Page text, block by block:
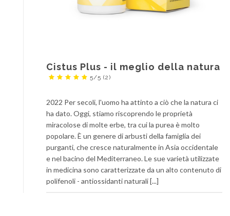
Cistus Plus - il meglio della natura
5/5 (2)
2022 Per secoli, l'uomo ha attinto a ciò che la natura ci
ha dato. Oggi, stiamo riscoprendo le proprietà
miracolose di molte erbe, tra cui la purea è molto
popolare. È un genere di arbusti della famiglia dei
purganti, che cresce naturalmente in Asia occidentale
e nel bacino del Mediterraneo. Le sue varietà utilizzate
in medicina sono caratterizzate da un alto contenuto di
polifenoli - antiossidanti naturali [...]